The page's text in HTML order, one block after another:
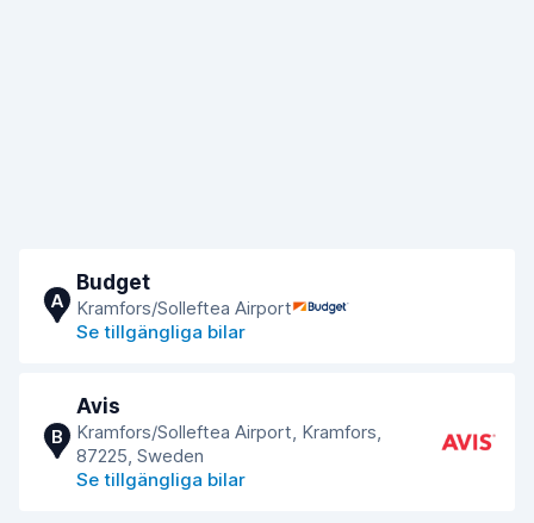
A
Budget
Kramfors/Solleftea Airport
Se tillgängliga bilar
B
Avis
Kramfors/Solleftea Airport, Kramfors,
87225, Sweden
Se tillgängliga bilar